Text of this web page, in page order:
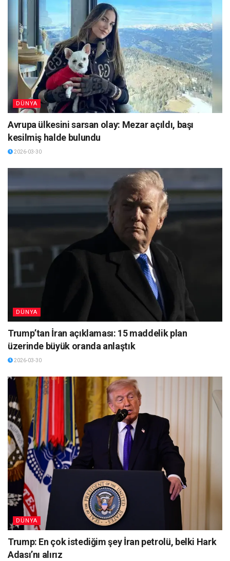
DÜNYA
Avrupa ülkesini sarsan olay: Mezar açıldı, başı
kesilmiş halde bulundu
2026-03-30
DÜNYA
Trump’tan İran açıklaması: 15 maddelik plan
üzerinde büyük oranda anlaştık
2026-03-30
DÜNYA
Trump: En çok istediğim şey İran petrolü, belki Hark
Adası’nı alırız